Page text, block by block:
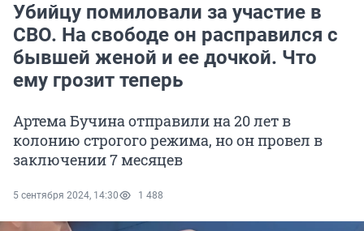
Убийцу помиловали за участие в
СВО. На свободе он расправился с
бывшей женой и ее дочкой. Что
ему грозит теперь
Артема Бучина отправили на 20 лет в
колонию строгого режима, но он провел в
заключении 7 месяцев
5 сентября 2024, 14:30 1 488